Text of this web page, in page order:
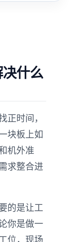
什么
正时间，
块板上如
机外准
求整合进
的是让工
你是做一